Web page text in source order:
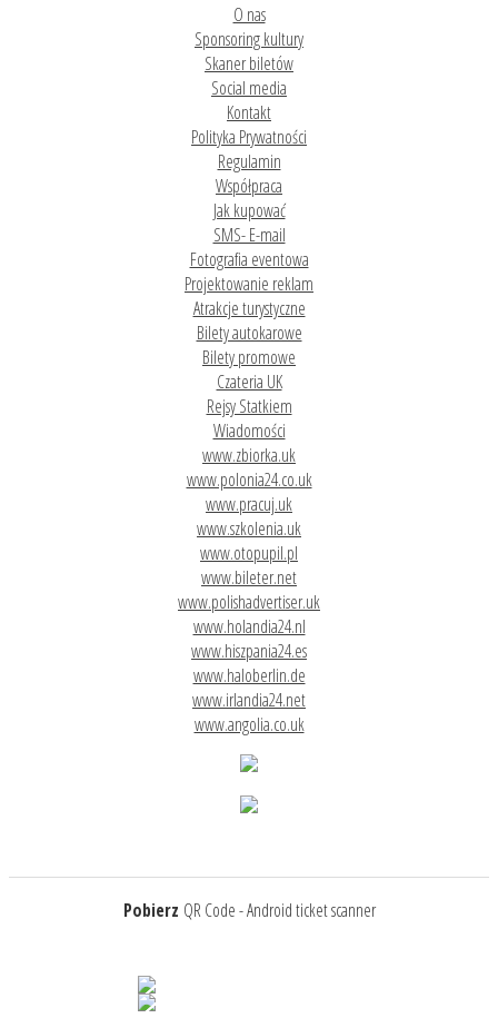
O nas
Sponsoring kultury
Skaner biletów
Social media
Kontakt
Polityka Prywatności
Regulamin
Współpraca
Jak kupować
SMS- E-mail
Fotografia eventowa
Projektowanie reklam
Atrakcje turystyczne
Bilety autokarowe
Bilety promowe
Czateria UK
Rejsy Statkiem
Wiadomości
www.zbiorka.uk
www.polonia24.co.uk
www.pracuj.uk
www.szkolenia.uk
www.otopupil.pl
www.bileter.net
www.polishadvertiser.uk
www.holandia24.nl
www.hiszpania24.es
www.haloberlin.de
www.irlandia24.net
www.angolia.co.uk
Pobierz QR Code - Android ticket scanner